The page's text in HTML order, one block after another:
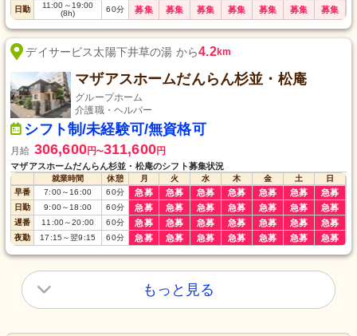
日勤 11:00 ～19:00
(8h)
60分 募集 募集 募集 募集 募集 募集 募集
デイサービス太陽下井草の湯 から4.2km
マザアスホームだんらん杉並・松庵
グループホーム
介護職・ヘルパー
シフト制/未経験可/無資格可
月給 306,600円〜311,600円
マザアスホームだんらん杉並・松庵のシフト募集状況
就業時間 休憩 月 火 水 木 金 土
日
早番
7:00～16:00 60分 急募 急募 急募 急募 急募 急募 急募
日勤 9:00～18:00 60分 急募 急募 急募 急募 急募 急募 急募
遅番 11:00～20:00 60分 急募 急募 急募 急募 急募 急募 急募
夜勤 17:15 ～翌9:15 60分 急募 急募 急募 急募 急募 急募 急募
もっと見る